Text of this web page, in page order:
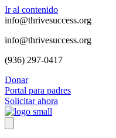
Ir al contenido
info@thrivesuccess.org
info@thrivesuccess.org
(936) 297-0417
Donar
Portal para padres
Solicitar ahora